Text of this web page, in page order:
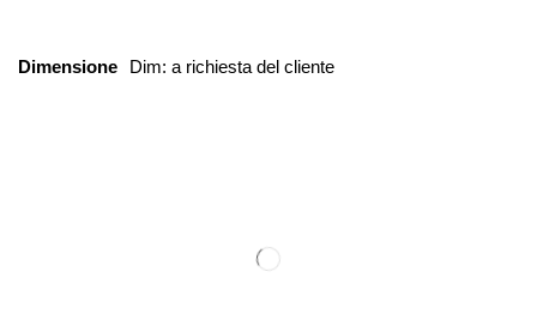
Dimensione Dim: a richiesta del cliente